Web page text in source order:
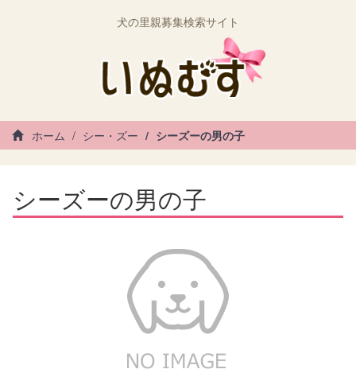
犬の里親募集検索サイト
ホーム シー・ズー シーズーの男の子
シーズーの男の子